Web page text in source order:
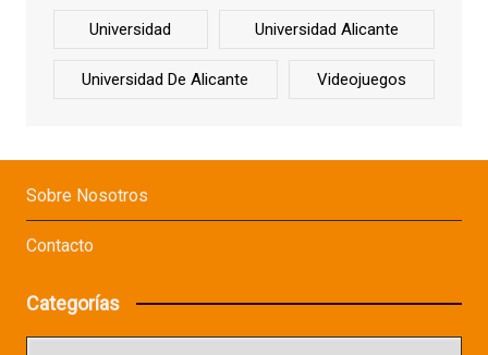
Universidad Universidad Alicante
Universidad De Alicante Videojuegos
Sobre Nosotros
Contacto
Categorías